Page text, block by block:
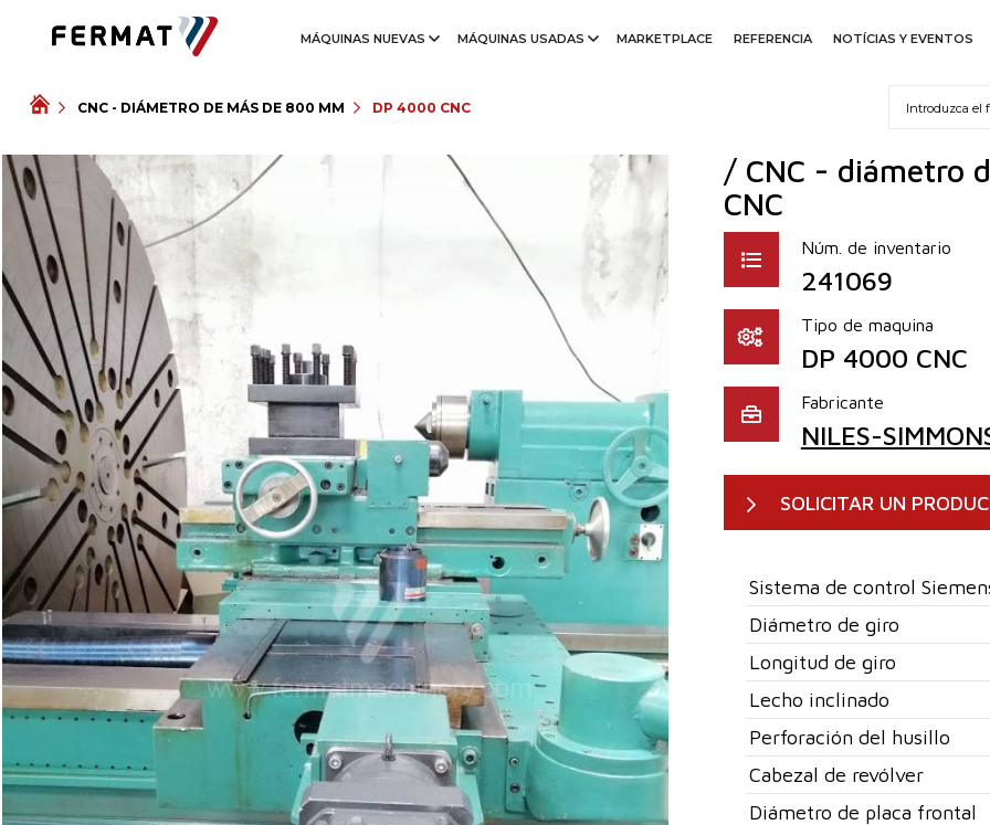
MÁQUINAS NUEVAS MÁQUINAS USADAS MARKETPLACE REFERENCIA NOTÍCIAS Y EVENTOS
CNC - DIÁMETRO DE MÁS DE 800 MM DP 4000 CNC
/ CNC - diámetro
CNC
Núm. de inventario
241069
Tipo de maquina
DP 4000 CNC
Fabricante
NILES-
SOLICITAR UN
Sistema de control
Diámetro de giro
Longitud de giro
Lecho inclinado
Perforación del husillo
Cabezal de revólver
Diámetro de placa frontal